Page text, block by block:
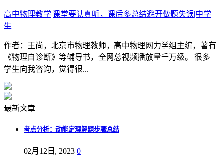
高中物理教学|课堂要认真听，课后多总结避开做题失误|中学
生
作者：王尚，北京市物理教师，高中物理网力学组主编，著有
《物理自诊断》等辅导书，全网总视频播放量千万级。 很多
学生向我咨询，觉得很...
最新文章
考点分析：动能定理解题步骤总结
02月12日, 2023 0